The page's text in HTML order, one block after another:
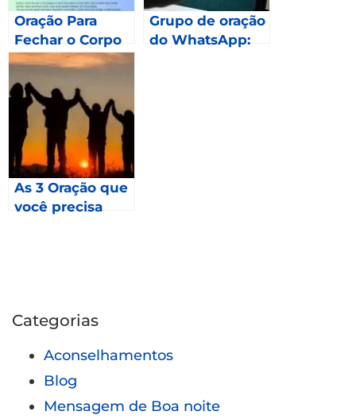
Oração Para
Fechar o Corpo
Grupo de oração
do WhatsApp:
As 3 Oração que
você precisa
Categorias
Aconselhamentos
Blog
Mensagem de Boa noite